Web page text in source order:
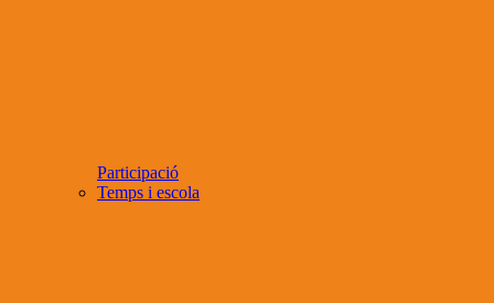
Participació
Temps i escola